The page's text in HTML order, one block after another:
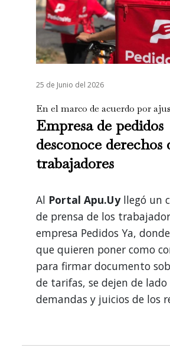
25 de Junio del 2026
En el marco de acuerdo por
Empresa de pedidos
desconoce derechos
trabajadores
Al Portal Apu.Uyllegó un
de prensa de los
empresa Pedidos Ya,
que quieren poner como
para firmar documento
de tarifas, se dejen de lado
demandas y juicios de los